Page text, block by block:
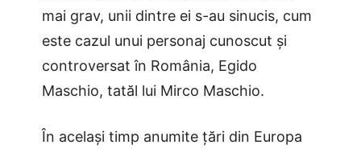
mai grav, unii dintre ei s-au sinucis, cum
este cazul unui personaj cunoscut și
controversat în România, Egido
Maschio, tatăl lui Mirco Maschio.
În același timp anumite țări din Europa